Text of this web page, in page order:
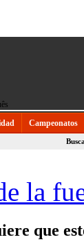
Campeonatos
la
que